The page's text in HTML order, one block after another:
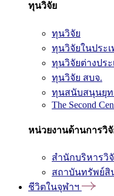
ทุนวิจัย
ทุนวิจัย
ทุนวิจัยในประ
ทุนวิจัยต่างประ
ทุนวิจัย สบจ.
ทุนสนับสนุนยุท
The Second
หน่วยงานด้านการวิ
สำนักบริหารวิ
สถาบันทรัพย์
ชีวิตในจุฬาฯ